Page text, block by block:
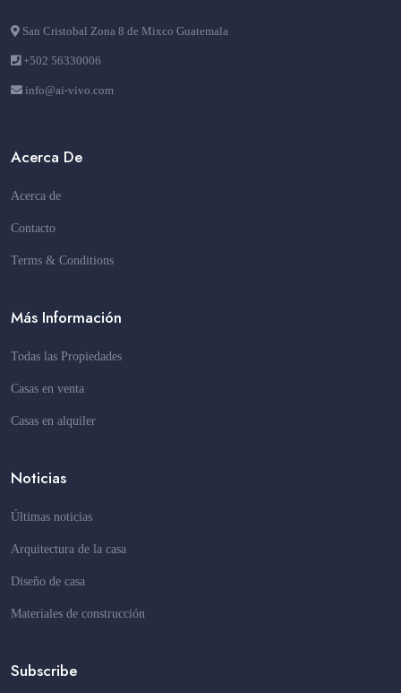
San Cristobal Zona 8 de Mixco Guatemala
+502 56330006
info@ai-vivo.com
Acerca De
Acerca de
Contacto
Terms & Conditions
Más Información
Todas las Propiedades
Casas en venta
Casas en alquiler
Noticias
Últimas noticias
Arquitectura de la casa
Diseño de casa
Materiales de construcción
Subscribe